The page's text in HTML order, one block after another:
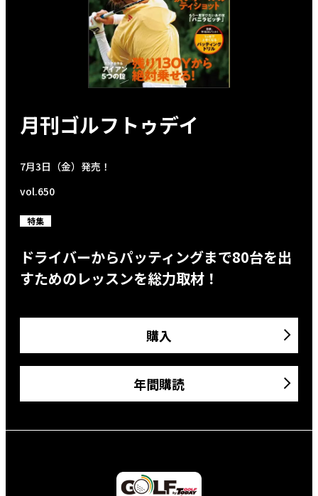
月刊ゴルフトゥデイ
7月3日（金）発売！
vol.650
特集
ドライバーからパッティングまで80台を出
すためのレッスンを総力取材！
購入
年間購読